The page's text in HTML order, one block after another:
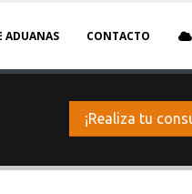
ADUANAS CONTACTO
¡Realiza tu